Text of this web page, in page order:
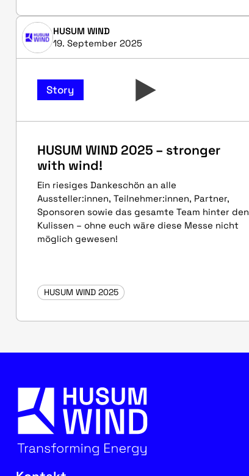
HUSUM WIND
19. September 2025
Story
HUSUM WIND 2025 – stronger
with wind!
Ein riesiges Dankeschön an alle
Aussteller:innen, Teilnehmer:innen, Partner,
Sponsoren sowie das gesamte Team hinter den
Kulissen – ohne euch wäre diese Messe nicht
möglich gewesen!
HUSUM WIND 2025